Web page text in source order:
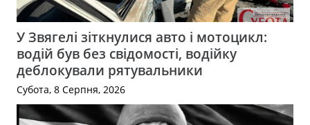
У Звягелі зіткнулися авто і мотоцикл:
водій був без свідомості, водійку
деблокували рятувальники
Субота, 8 Серпня, 2026